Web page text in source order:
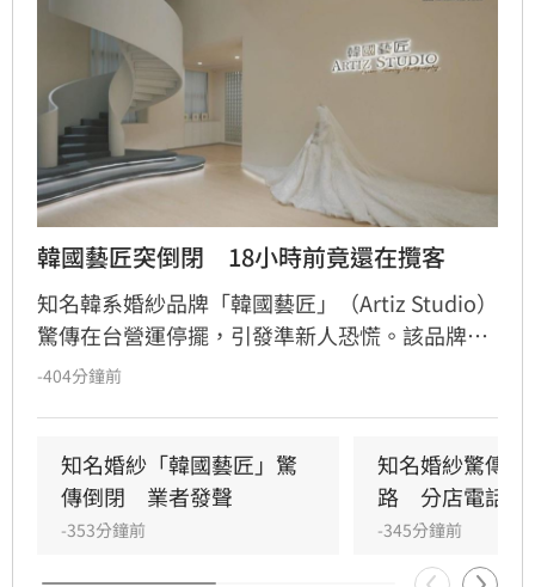
韓國藝匠突倒閉　18小時前竟還在攬客
知名韓系婚紗品牌「韓國藝匠」（Artiz Studio）
驚傳在台營運停擺，引發準新人恐慌。該品牌曾
因明星同款禮服打響名氣，近期卻接連傳出客服
發前18小時仍積極宣傳，與現況形成強烈反差。
業者稍早證實已無法繼續營業，目前正整理客戶
合約與付款紀錄。由於該品牌中國據點去年曾爆
發破產爭議，台灣新人們憂心已付出的款項及婚
-404分鐘前
知名婚紗「韓國藝匠」驚
傳倒閉　業者發聲
-353分鐘前
知名婚紗驚傳負
路　分店電話打
-345分鐘前